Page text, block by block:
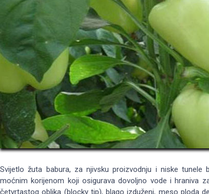
Svijetlo žuta babura, za njivsku proizvodnju i niske tunele
moćnim korijenom koji osigurava dovoljno vode i hraniva
četvrtastog oblika (blocky tip), blago izduženi, meso ploda